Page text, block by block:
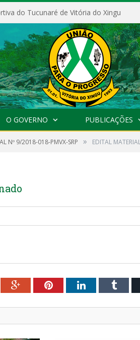
do Tucunaré de Vitória do Xingu
O GOVERNO PUBLICAÇÕES
Nº 9/2018-018-PMVX-SRP » EDITAL
Google+PinterestLinkedIn